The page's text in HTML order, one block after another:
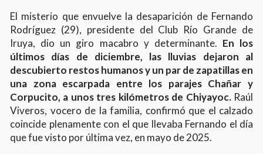
El misterio que envuelve la desaparición de Fernando
Rodríguez (29), presidente del Club Río Grande de
Iruya, dio un giro macabro y determinante. En los
últimos días de diciembre, las lluvias dejaron al
descubierto restos humanos y un par de zapatillas en
una zona escarpada entre los parajes Chañar y
Corpucito, a unos tres kilómetros de Chiyayoc. Raúl
Viveros, vocero de la familia, confirmó que el calzado
coincide plenamente con el que llevaba Fernando el día
que fue visto por última vez, en mayo de 2025.